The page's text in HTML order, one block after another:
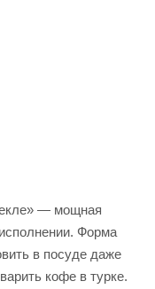
— мощная
Форма
в посуде даже
кофе в турке.